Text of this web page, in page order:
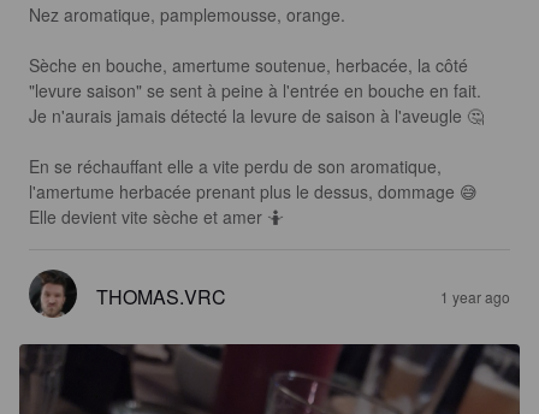
Nez aromatique, pamplemousse, orange.
Sèche en bouche, amertume soutenue, herbacée, la côté
"levure saison" se sent à peine à l'entrée en bouche en fait.
Je n'aurais jamais détecté la levure de saison à l'aveugle 🤔
En se réchauffant elle a vite perdu de son aromatique,
l'amertume herbacée prenant plus le dessus, dommage 😅
Elle devient vite sèche et amer 🤷
THOMAS.VRC 1 year ago